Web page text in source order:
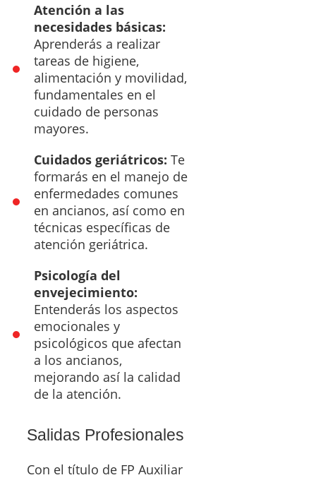
Atención a las
necesidades básicas:
Aprenderás a realizar
tareas de higiene,
alimentación y movilidad,
fundamentales en el
cuidado de personas
mayores.
Cuidados geriátricos: Te
formarás en el manejo de
enfermedades comunes
en ancianos, así como en
técnicas específicas de
atención geriátrica.
Psicología del
envejecimiento:
Entenderás los aspectos
emocionales y
psicológicos que afectan
a los ancianos,
mejorando así la calidad
de la atención.
Salidas Profesionales
Con el título de FP Auxiliar